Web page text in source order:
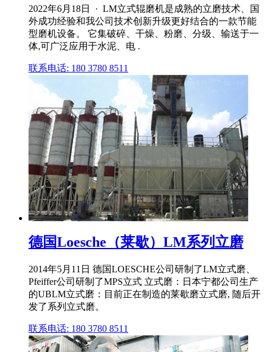
2022年6月18日 · LM立式辊磨机是成熟的立磨技术、国
外成功经验和我公司技术创新升级更好结合的一款节能
型磨机设备。 它集破碎、干燥、粉磨、分级、输送于一
体,可广泛应用于水泥、电 .
联系电话: 180 3780 8511
德国Loesche（莱歇）LM系列立磨
2014年5月11日 德国LOESCHE公司研制了LM立式磨、
Pfeiffer公司研制了MPS立式 立式磨：日本宁都公司生产
的UBLM立式磨：目前正在制造的莱歇磨立式磨, 随后开
发了系列立式磨。
联系电话: 180 3780 8511